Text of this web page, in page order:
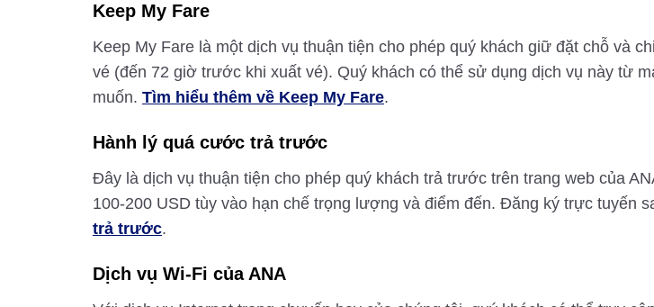
Keep My Fare
Keep My Fare là một dịch vụ thuận tiện cho phép quý khách giữ đặt chỗ và
vé (đến 72 giờ trước khi xuất vé). Quý khách có thể sử dụng dịch vụ này từ
muốn. Tìm hiểu thêm về Keep My Fare.
Hành lý quá cước trả trước
Đây là dịch vụ thuận tiện cho phép quý khách trả trước trên trang web của
100-200 USD tùy vào hạn chế trọng lượng và điểm đến. Đăng ký trực tuyến
trả trước.
Dịch vụ Wi-Fi của ANA